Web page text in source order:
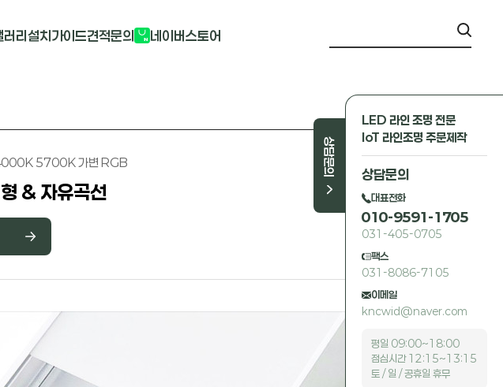
러리설치가이드견적문의 네이버스토어
상담문의
LED 라인 조명 전문
IoT 라인조명 주문제작
상담문의
대표전화
010-9591-1705
031-405-0705
팩스
031-8086-7105
이메일
kncwid@naver.com
평일 09:00~18:00
점심시간 12:15~13:15
토 / 일 / 공휴일 휴무
5700K 가변 RGB
& 자유곡선